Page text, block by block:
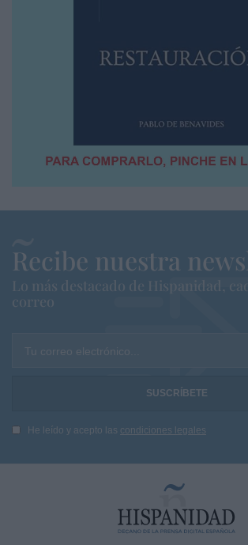
Recibe nuestra
Lo más destacado de Hispanidad,
correo
Tu correo electrónico...
He leído y acepto las condiciones legales